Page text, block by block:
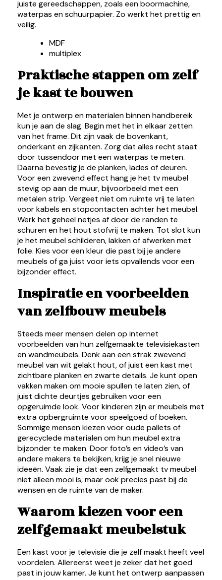
juiste gereedschappen, zoals een boormachine,
waterpas en schuurpapier. Zo werkt het prettig en
veilig.
MDF
multiplex
Praktische stappen om zelf
je kast te bouwen
Met je ontwerp en materialen binnen handbereik
kun je aan de slag. Begin met het in elkaar zetten
van het frame. Dit zijn vaak de bovenkant,
onderkant en zijkanten. Zorg dat alles recht staat
door tussendoor met een waterpas te meten.
Daarna bevestig je de planken, lades of deuren.
Voor een zwevend effect hang je het tv meubel
stevig op aan de muur, bijvoorbeeld met een
metalen strip. Vergeet niet om ruimte vrij te laten
voor kabels en stopcontacten achter het meubel.
Werk het geheel netjes af door de randen te
schuren en het hout stofvrij te maken. Tot slot kun
je het meubel schilderen, lakken of afwerken met
folie. Kies voor een kleur die past bij je andere
meubels of ga juist voor iets opvallends voor een
bijzonder effect.
Inspiratie en voorbeelden
van zelfbouw meubels
Steeds meer mensen delen op internet
voorbeelden van hun zelfgemaakte televisiekasten
en wandmeubels. Denk aan een strak zwevend
meubel van wit gelakt hout, of juist een kast met
zichtbare planken en zwarte details. Je kunt open
vakken maken om mooie spullen te laten zien, of
juist dichte deurtjes gebruiken voor een
opgeruimde look. Voor kinderen zijn er meubels met
extra opbergruimte voor speelgoed of boeken.
Sommige mensen kiezen voor oude pallets of
gerecyclede materialen om hun meubel extra
bijzonder te maken. Door foto’s en video’s van
andere makers te bekijken, krijg je snel nieuwe
ideeën. Vaak zie je dat een zelfgemaakt tv meubel
niet alleen mooi is, maar ook precies past bij de
wensen en de ruimte van de maker.
Waarom kiezen voor een
zelfgemaakt meubelstuk
Een kast voor je televisie die je zelf maakt heeft veel
voordelen. Allereerst weet je zeker dat het goed
past in jouw kamer. Je kunt het ontwerp aanpassen